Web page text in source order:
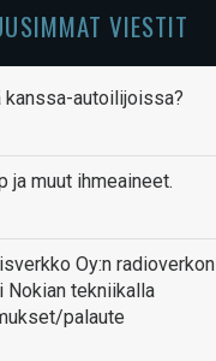
VIESTIT
kanssa-autoilijoissa?
ja muut ihmeaineet.
Oy:n radioverkon
Nokian tekniikalla
palaute